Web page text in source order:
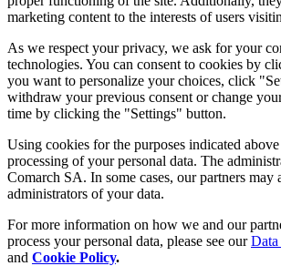
marketing content to the interests of users
As we respect your privacy, we ask for your
technologies. You can consent to cookies by
you want to personalize your choices, click
withdraw your previous consent or change
time by clicking the "Settings" button.
Using cookies for the purposes indicated
processing of your personal data. The
Comarch SA. In some cases, our partners may
administrators of your data.
For more information on how we and our
process your personal data, please see our
and Cookie Policy.